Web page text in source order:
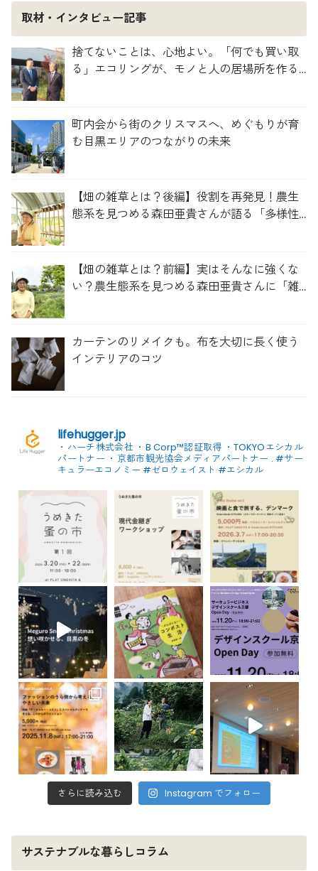
取材・インタビュー記事
捨てないことは、心地よい。「何でも買い取
る」エコリングが、モノと人の居場所を作る
町内会から街のクリスマスへ、めぐもりが育
む目黒エリアのつながりの未来
【畑の雑草とは？後編】役割を再発見！農生
態系を見つめる森田亜貴さんが語る「多様性
【畑の雑草とは？前編】実はそんなに強くな
い？農生態系を見つめる森田亜貴さんに「雑
カーテンのリメイクも。布を大切に長く使う
インテリアのコツ
lifehugger.jp
・ハーチ株式会社 ・B Corp™認証取得 ・TOKYOエシカル
パートナー ・京都市観光協会メディアパートナー . #サー
キュラーエコノミー #ゼロウェイスト #エシカル
さらに読み込む Instagram でフォロー
サステナブルな暮らしコラム